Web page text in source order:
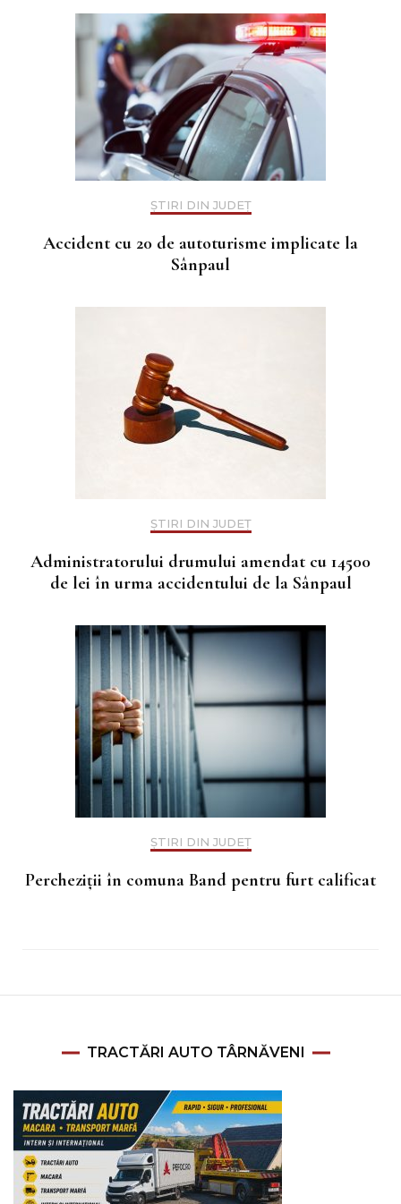
ȘTIRI DIN JUDEȚ
Accident cu 20 de autoturisme implicate la
Sânpaul
ȘTIRI DIN JUDEȚ
Administratorului drumului amendat cu 14500
de lei în urma accidentului de la Sânpaul
ȘTIRI DIN JUDEȚ
Percheziții în comuna Band pentru furt calificat
TRACTĂRI AUTO TÂRNĂVENI